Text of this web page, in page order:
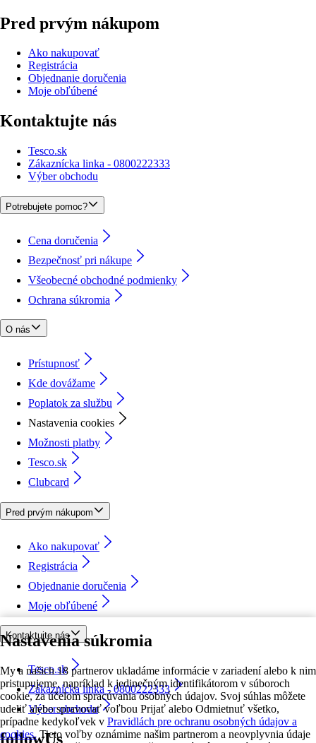
Nastavenia súkromia
My a našich 18 partnerov ukladáme informácie v zariadení alebo k nim
pristupujeme, napríklad k jedinečným identifikátorom v súboroch
cookie, za účelom spracúvania osobných údajov. Svoj súhlas môžete
udeliť alebo spravovať voľbou Prijať alebo Odmietnuť všetko,
prípadne kedykoľvek v Pravidlách pre ochranu osobných údajov a
cookies. Tieto voľby oznámime našim partnerom a neovplyvnia údaje
Pred prvým nákupom
Ako nakupovať
Registrácia
Objednanie doručenia
Moje obľúbené
Kontaktujte nás
Tesco.sk
Zákaznícka linka - 0800222333
Výber obchodu
Potrebujete pomoc?
Cena doručenia
Bezpečnosť pri nákupe
Všeobecné obchodné podmienky
Ochrana súkromia
O nás
Prístupnosť
Kde dovážame
Poplatok za službu
Nastavenia cookies
Možnosti platby
Tesco.sk
Clubcard
Pred prvým nákupom
Ako nakupovať
Registrácia
Objednanie doručenia
Moje obľúbené
Kontaktujte nás
Tesco.sk
Zákaznícka linka - 0800222333
Výber obchodu
followUs